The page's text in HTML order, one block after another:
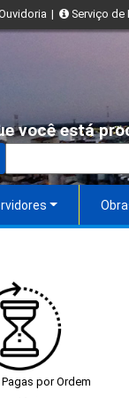
| Serviço de
você está
por Ordem